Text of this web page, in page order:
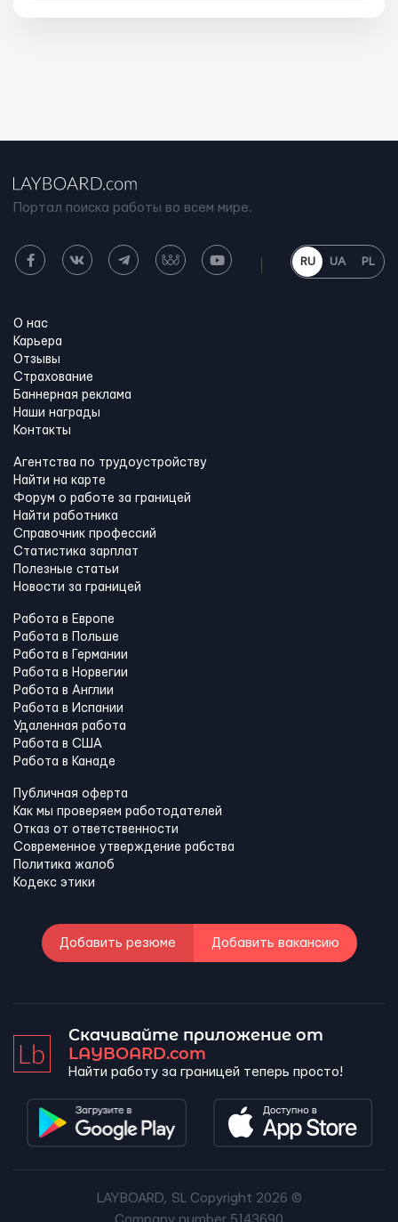
Портал поиска работы во всем мире.
RU UA PL
О нас
Карьера
Отзывы
Страхование
Баннерная реклама
Наши награды
Контакты
Агентства по трудоустройству
Найти на карте
Форум о работе за границей
Найти работника
Справочник профессий
Статистика зарплат
Полезные статьи
Новости за границей
Работа в Европе
Работа в Польше
Работа в Германии
Работа в Норвегии
Работа в Англии
Работа в Испании
Удаленная работа
Работа в США
Работа в Канадe
Публичная оферта
Как мы проверяем работодателей
Отказ от ответственности
Современное утверждение рабства
Политика жалоб
Кодекс этики
Добавить резюме Добавить вакансию
Скачивайте приложение от
LAYBOARD.com
Найти работу за границей теперь просто!
LAYBOARD, SL Copyright 2026 ©